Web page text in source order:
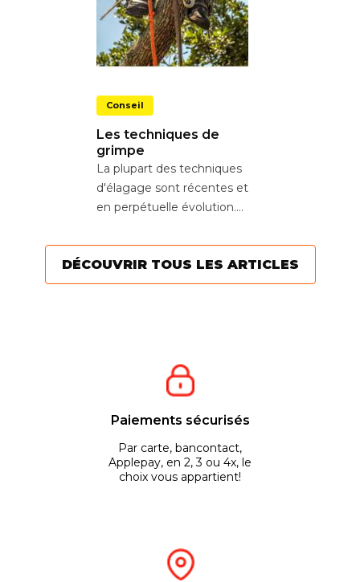
Conseil
Les techniques de
grimpe
La plupart des techniques
d'élagage sont récentes et
en perpétuelle évolution.
de...
DÉCOUVRIR TOUS LES ARTICLES
Paiements sécurisés
Par carte, bancontact,
Applepay, en 2, 3 ou 4x, le
choix vous appartient!